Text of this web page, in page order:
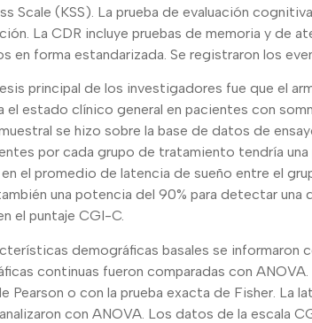
Scale (KSS). La prueba de evaluación
La CDR incluye pruebas de memoria y de
en forma estandarizada. Se registraron los
principal de los investigadores fue que el
el estado clínico general en pacientes con
se hizo sobre la base de datos de
por cada grupo de tratamiento tendría
el promedio de latencia de sueño entre el
una potencia del 90% para detectar
el puntaje CGI-C.
demográficas basales se informaron
continuas fueron comparadas con
Pearson o con la prueba exacta de Fisher. La
con ANOVA. Los datos de la escala